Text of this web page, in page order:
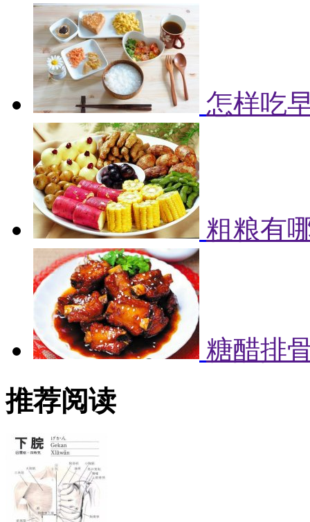
怎样吃
粗粮有
糖醋排
推荐阅读